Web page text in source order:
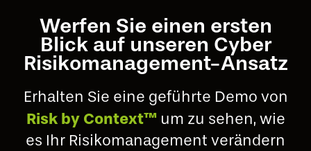
Werfen Sie einen ersten
Blick auf unseren Cyber
Risikomanagement-Ansatz
Erhalten Sie eine geführte Demo von
Risk by Context™ um zu sehen, wie
es Ihr Risikomanagement verändern